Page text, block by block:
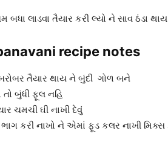
લાડવા તૈયાર કરી લ્યો ને સાવ ઠંડા
recipe notes
તૈયાર થાય ને બુંદી ગોળ બને
બુંધી ફૂલ નહિ
ચમચી ઘી નાખી દેવું
કરી નાખો ને એમાં ફૂડ કલર નાખી મિક્સ